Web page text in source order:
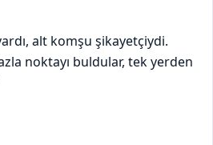
alt komşu şikayetçiydi.
noktayı buldular, tek yerden